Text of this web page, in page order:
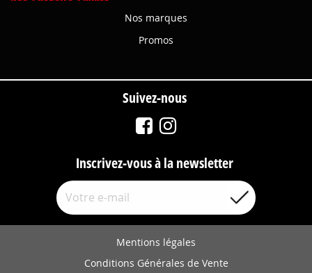
Nos marques
Promos
Suivez-nous
Inscrivez-vous à la newsletter
Mentions légales
Conditions Générales de Vente